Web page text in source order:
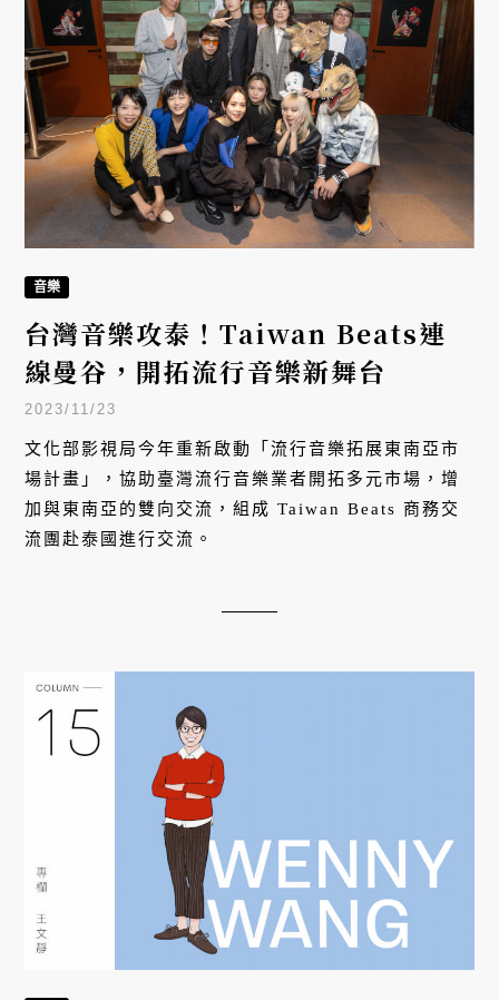
音樂
台灣音樂攻泰！Taiwan Beats連
線曼谷，開拓流行音樂新舞台
2023/11/23
文化部影視局今年重新啟動「流行音樂拓展東南亞市
場計畫」，協助臺灣流行音樂業者開拓多元市場，增
加與東南亞的雙向交流，組成 Taiwan Beats 商務交
流團赴泰國進行交流。